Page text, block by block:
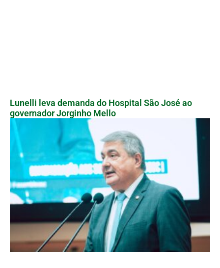
Lunelli leva demanda do Hospital São José ao
governador Jorginho Mello